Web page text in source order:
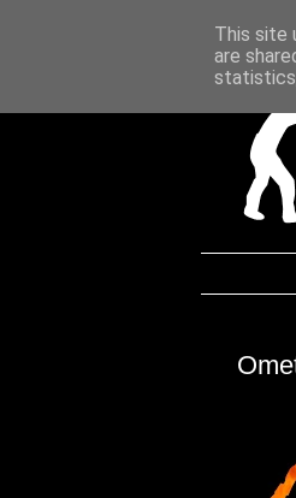
This site
are